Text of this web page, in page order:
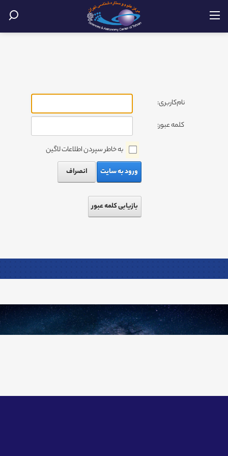
نام‌کاربری:
کلمه عبور:
به خاطر سپردن اطلاعات لاگین
ورود به سایت
انصراف
بازیابی کلمه عبور